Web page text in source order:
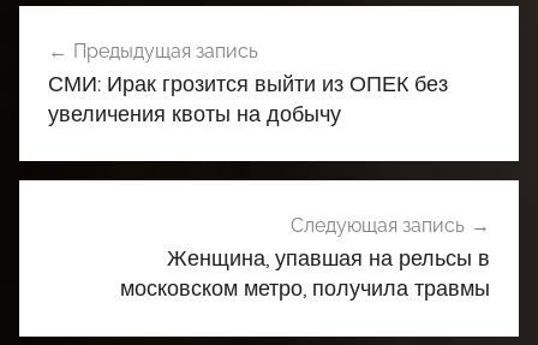
по
записям
Предыдущая запись
СМИ: Ирак грозится выйти из ОПЕК без
увеличения квоты на добычу
Следующая запись
Женщина, упавшая на рельсы в
московском метро, получила травмы